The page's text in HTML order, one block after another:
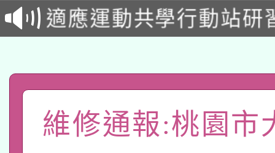
甄選結果公告(無人報
適應運動共學行動站研
本館辦理115年度閱讀
暨閱讀推動專業研習
科技賦能─人工智慧
礎課程
「數位內容與教學軟體
維修通報:桃園市